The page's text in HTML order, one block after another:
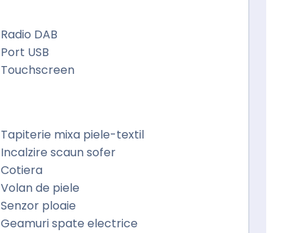
Radio DAB
Port USB
Touchscreen
Tapiterie mixa piele-textil
Incalzire scaun sofer
Cotiera
Volan de piele
Senzor ploaie
Geamuri spate electrice